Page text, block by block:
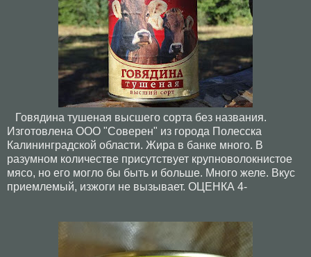
Говядина тушеная высшего сорта без названия.
Изготовлена ООО "Соверен" из города Полесска
Калининградской области. Жира в банке много. В
разумном количестве присутствует крупноволокнистое
мясо, но его могло бы быть и больше. Много желе. Вкус
приемлемый, изжоги не вызывает. ОЦЕНКА 4-